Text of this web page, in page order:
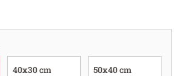
40x30 cm 50x40 cm